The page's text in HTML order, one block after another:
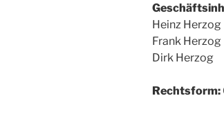
Heinz Herzog
Frank Herzog
Dirk Herzog
Rechtsform: